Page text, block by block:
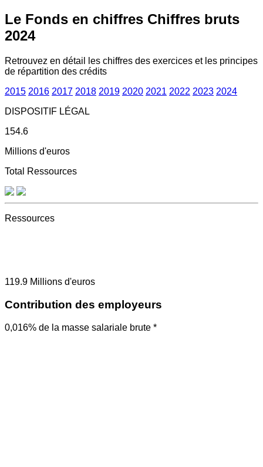
Le Fonds en chiffres Chiffres bruts
2024
Retrouvez en détail les chiffres des exercices et les principes
de répartition des crédits
2015 2016 2017 2018 2019 2020 2021 2022 2023 2024
DISPOSITIF LÉGAL
154.6
Millions d'euros
Total Ressources
Ressources
119.9 Millions d'euros
Contribution des employeurs
0,016% de la masse salariale brute *